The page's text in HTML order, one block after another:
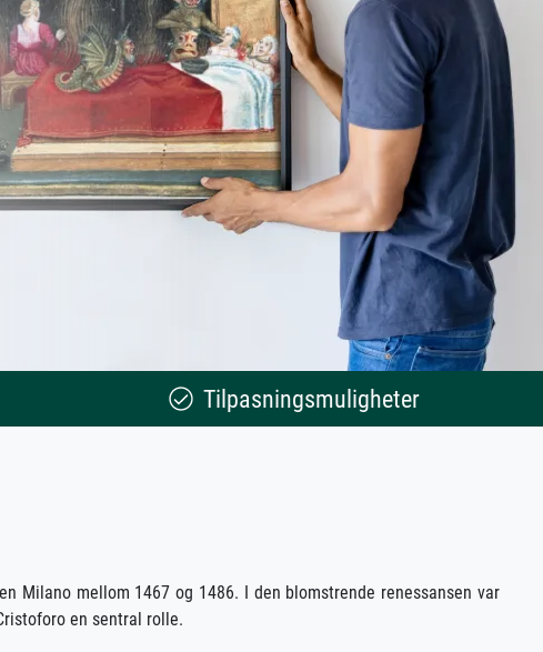
Tilpasningsmuligheter
Milano mellom 1467 og 1486. I den blomstrende renessansen var
en sentral rolle.